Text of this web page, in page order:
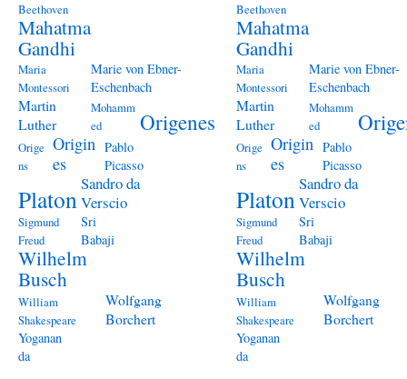
Beethoven
Mahatma
Gandhi
Maria
Montessori
Marie von Ebner-
Eschenbach
Martin
Luther
Mohamm
ed
Origenes
Orige
ns
Origin
es
Pablo
Picasso
Platon
Sandro da
Verscio
Sigmund
Freud
Sri
Babaji
Wilhelm
Busch
William
Shakespeare
Wolfgang
Borchert
Yoganan
da
Beethoven
Mahatma
Gandhi
Maria
Montessori
Marie von Ebner-
Eschenbach
Martin
Luther
Mohamm
ed
Orige
ns
Origin
es
Pablo
Picasso
Platon
Sandro da
Verscio
Sigmund
Freud
Sri
Babaji
Wilhelm
Busch
William
Shakespeare
Wolfgang
Borchert
Yoganan
da